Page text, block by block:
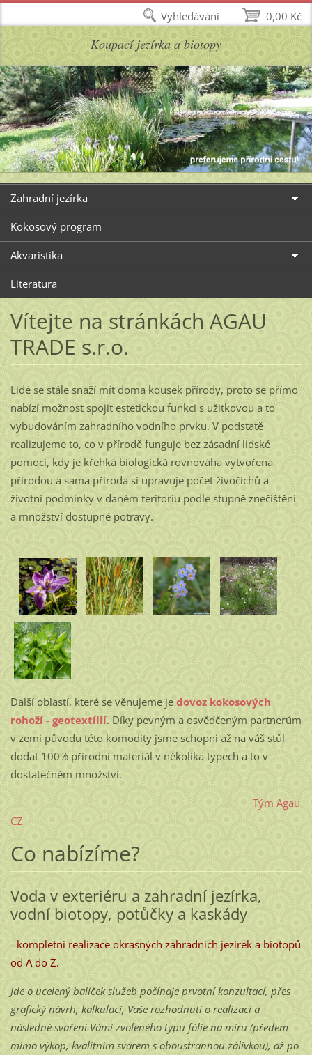
Koupací jezírka a biotopy
Zahradní jezírka
Kokosový program
Akvaristika
Literatura
Vítejte na stránkách AGAU
TRADE s.r.o.
Lidé se stále snaží mít doma kousek přírody, proto se přímo
nabízí možnost spojit estetickou funkci s užitkovou a to
vybudováním zahradního vodního prvku. V podstatě
realizujeme to, co v přírodě funguje bez zásadní lidské
pomoci, kdy je křehká biologická rovnováha vytvořena
přírodou a sama příroda si upravuje počet živočichů a
životní podmínky v daném teritoriu podle stupně znečištění
a množství dostupné potravy.
Další oblastí, které se věnujeme je dovoz kokosových
rohoží - geotextílií. Díky pevným a osvědčeným partnerům
v zemi původu této komodity jsme schopni až na váš stůl
dodat 100% přírodní materiál v několika typech a to v
dostatečném množství.
Tým Agau
CZ
Co nabízíme?
Voda v exteriéru a zahradní jezírka,
vodní biotopy, potůčky a kaskády
- kompletní realizace okrasných zahradních jezírek a biotopů
od A do Z.
Jde o ucelený balíček služeb počínaje prvotní konzultací, přes
grafický návrh, kalkulaci, Vaše rozhodnutí o realizaci a
následné svaření Vámi zvoleného typu fólie na míru (předem
mimo výkop, kvalitním svárem s oboustrannou zálivkou), až po
0,00 Kč
Vyhledávání